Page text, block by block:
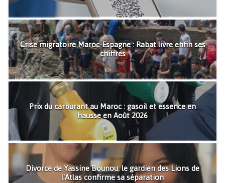
Crise migratoire Maroc-Espagne : Rabat livre enfin ses
chiffres
Prix du carburant au Maroc : gasoil et essence en
hausse en Août 2026
Divorce de Yassine Bounou: le gardien des Lions de
l'Atlas confirme sa séparation